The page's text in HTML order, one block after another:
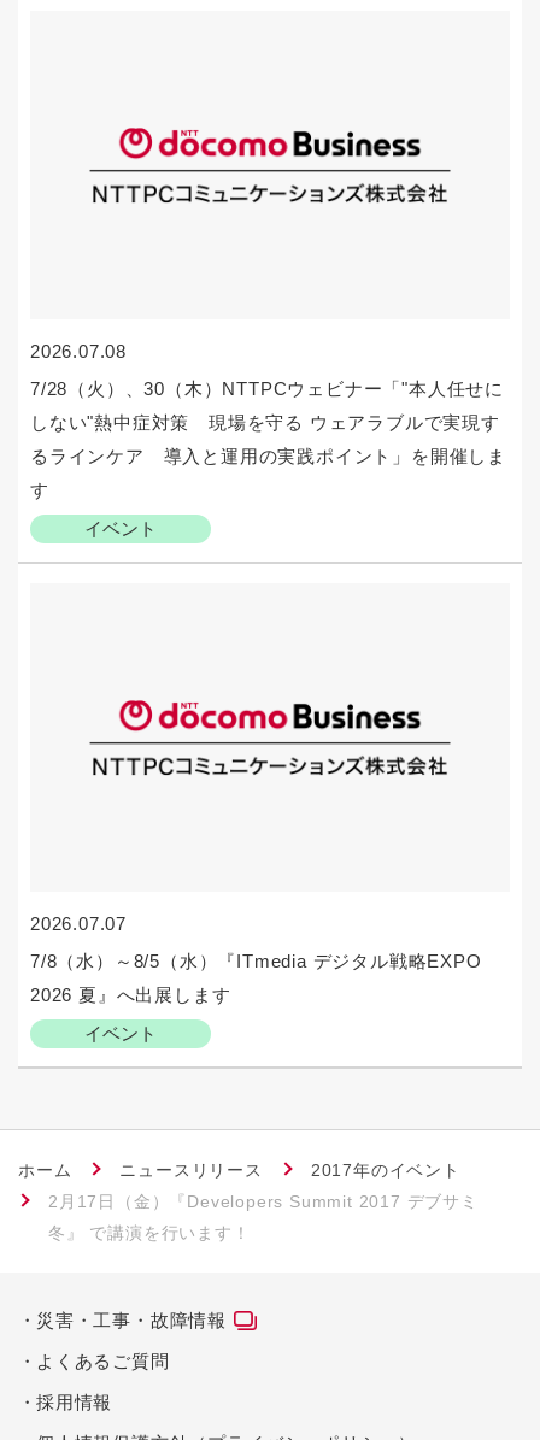
2026.07.08
イベント
7/28（火）、30（木）NTTPCウェビナー「"本人任せに
しない"熱中症対策 現場を守る ウェアラブルで実現す
るラインケア 導入と運用の実践ポイント」を開催しま
す
2026.07.07
イベント
7/8（水）～8/5（水）『ITmedia デジタル戦略EXPO
2026 夏』へ出展します
ホーム ニュースリリース
2017年のイベント
2月17日（金）『Developers Summit 2017 デブサミ
冬』 で講演を行います！
災害・工事・故障情報
よくあるご質問
採用情報